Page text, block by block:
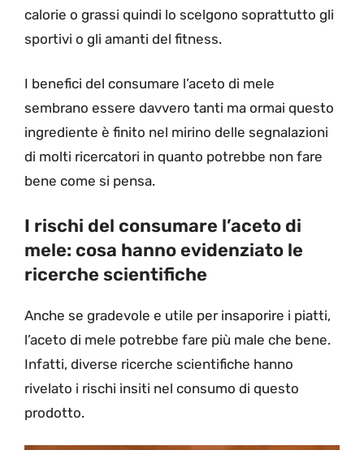
calorie o grassi quindi lo scelgono soprattutto gli
sportivi o gli amanti del fitness.
I benefici del consumare l’aceto di mele
sembrano essere davvero tanti ma ormai questo
ingrediente è finito nel mirino delle segnalazioni
di molti ricercatori in quanto potrebbe non fare
bene come si pensa.
I rischi del consumare l’aceto di
mele: cosa hanno evidenziato le
ricerche scientifiche
Anche se gradevole e utile per insaporire i piatti,
l’aceto di mele potrebbe fare più male che bene.
Infatti, diverse ricerche scientifiche hanno
rivelato i rischi insiti nel consumo di questo
prodotto.